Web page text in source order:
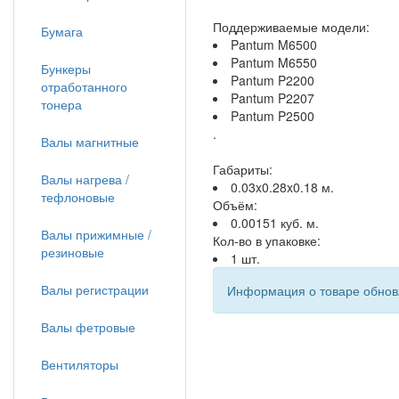
Поддерживаемые модели:
Pantum M6500
Pantum M6550
Pantum P2200
Pantum P2207
Pantum P2500
.
Габариты:
0.03x0.28x0.18 м.
Объём:
0.00151 куб. м.
Кол-во в упаковке:
1 шт.
Информация о товаре
Бумага
Бункеры
отработанного
тонера
Валы магнитные
Валы нагрева /
тефлоновые
Валы прижимные /
резиновые
Валы регистрации
Валы фетровые
Вентиляторы